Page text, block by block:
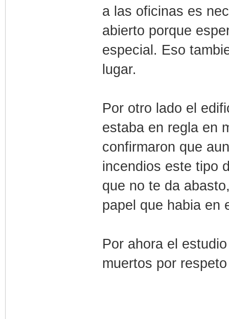
a las oficinas es
abierto porque
especial. Eso
lugar.
Por otro lado el
estaba en regla en
confirmaron que
incendios este tipo
que no te da
papel que habia en
Por ahora el
muertos por